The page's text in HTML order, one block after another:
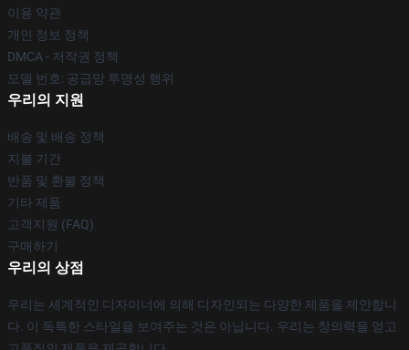
이용 약관
개인 정보 정책
DMCA - 저작권 정책
모델 번호: 공급망 투명성 행위
우리의 지원
배송 및 배송 정책
지불 기간
반품 및 환불 정책
기타 제품
고객지원 (FAQ)
구매하기
우리의 상점
우리는 세계적인 디자이너에 의해 디자인되는 다양한 제품을 제안합니
다. 이 독특한 스타일을 보여주는 것은 아닙니다. 우리는 창의력을 얻고